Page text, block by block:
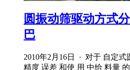
圆振动筛驱动方式
巴
2010年2月16日 · 对于 自定
精度 误差 和使 用 中给 料量